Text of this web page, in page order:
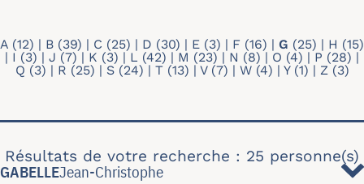
A (12) | B (39) | C (25) | D (30) | E (3) | F (16) | G (25) | H (15)
| I (3) | J (7) | K (3) | L (42) | M (23) | N (8) | O (4) | P (28) |
Q (3) | R (25) | S(24) | T (13) | V(7) | W(4) | Y(1) | Z(3)
Résultats de votre recherche : 25 personne(s)
GABELLEJean-Christophe